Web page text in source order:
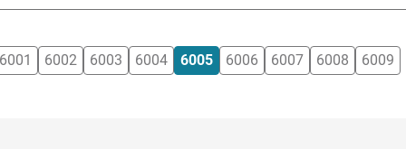
6001 6002 6003 6004 6005 6006 6007 6008 6009